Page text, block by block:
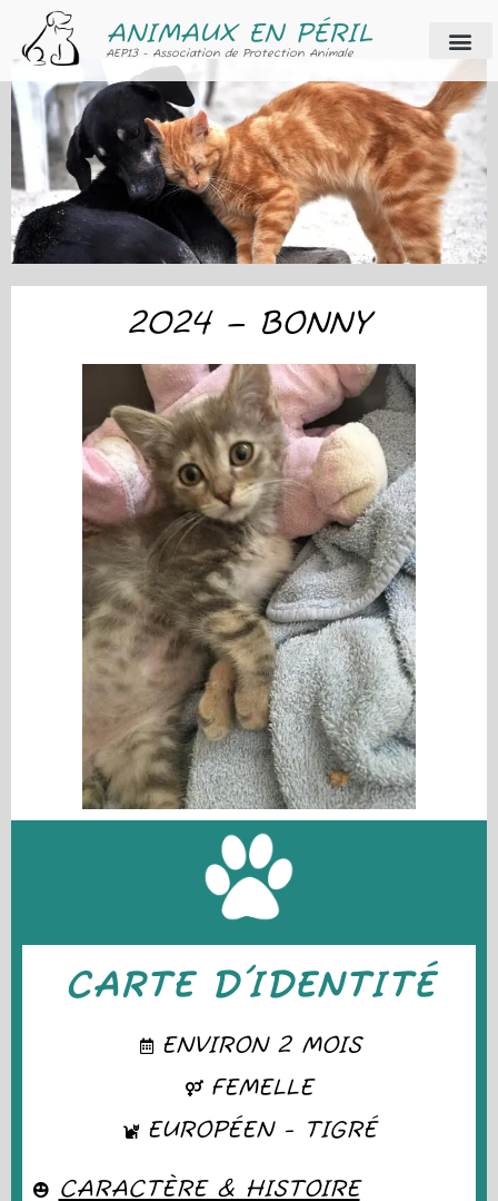
ANIMAUX EN PÉRIL
AEP13 - Association de Protection Animale
2024 – BONNY
CARTE D'IDENTITÉ
ENVIRON 2 MOIS
FEMELLE
EUROPÉEN - TIGRÉ
CARACTÈRE & HISTOIRE